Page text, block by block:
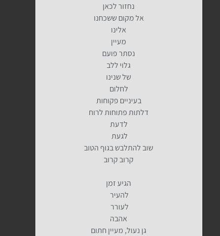
נחזור לכאן
אל מקום ששכחנו
אלינו
מעיין
נסתר פועם
גלוי ללב
של שנינו
לחלום
בעיניים פקוחות
דלתות פתוחות לרוח
לדעת
לגעת
שוב להתלבש בגוף הטוב
קרוב קרוב
הגיע זמן
להעיר
לעורר
אהבה
גן נעול, מעיין חתום